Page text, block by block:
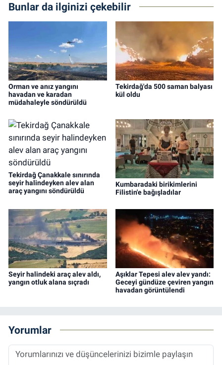
Bunlar da ilginizi çekebilir
Orman ve anız yangını
havadan ve karadan
müdahaleyle söndürüldü
Tekirdağ'da 500 saman balyası
kül oldu
Tekirdağ Çanakkale sınırında
seyir halindeyken alev alan
araç yangını söndürüldü
Kumbaradaki birikimlerini
Filistin'e bağışladılar
Seyir halindeki araç alev aldı,
yangın otluk alana sıçradı
Aşıklar Tepesi alev alev yandı:
Geceyi gündüze çeviren yangın
havadan görüntülendi
Yorumlar